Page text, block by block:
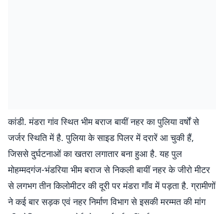
कांडी. मंडरा गांव स्थित भीम बराज बायीं नहर का पुलिया वर्षों से
जर्जर स्थिति में है. पुलिया के साइड पिलर में दरारें आ चुकी हैं,
जिससे दुर्घटनाओं का खतरा लगातार बना हुआ है. यह पुल
मोहम्मदगंज-भंडरिया भीम बराज से निकली बायीं नहर के जीरो मीटर
से लगभग तीन किलोमीटर की दूरी पर मंडरा गाँव में पड़ता है. ग्रामीणों
ने कई बार सड़क एवं नहर निर्माण विभाग से इसकी मरम्मत की मांग